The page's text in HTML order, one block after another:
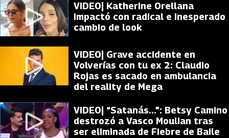
VIDEO| Katherine Orellana
impactó con radical e inesperado
cambio de look
VIDEO| Grave accidente en
Volverías con tu ex 2: Claudio
Rojas es sacado en ambulancia
del reality de Mega
VIDEO| “Satanás...”: Betsy Camino
destrozó a Vasco Moulian tras
ser eliminada de Fiebre de Baile